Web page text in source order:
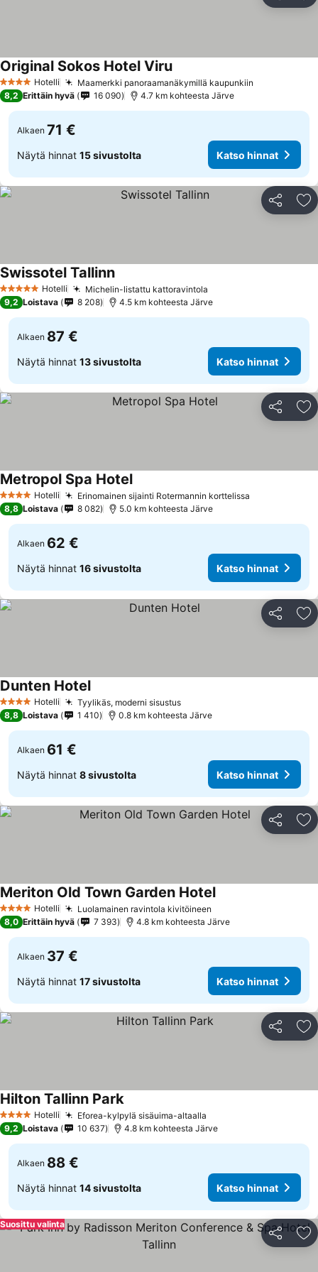
4 Tähtiluokitus
Hotelli Maamerkki panoraamanäkymillä kaupunkiin
Original Sokos Hotel Viru
8,2 Erittäin hyvä 16 090 4.7 km kohteesta Järve
Alkaen 71 €
Näytä hinnat 15 sivustolta Katso hinnat
Jaa
5 Tähtiluokitus
Hotelli Michelin-listattu kattoravintola
Swissotel Tallinn
9,2 Loistava 8 208 4.5 km kohteesta Järve
Alkaen 87 €
Näytä hinnat 13 sivustolta Katso hinnat
Jaa
4 Tähtiluokitus
Hotelli Erinomainen sijainti Rotermannin korttelissa
Metropol Spa Hotel
8,8 Loistava 8 082 5.0 km kohteesta Järve
Alkaen 62 €
Näytä hinnat 16 sivustolta Katso hinnat
Jaa
4 Tähtiluokitus
Hotelli Tyylikäs, moderni sisustus
Dunten Hotel
8,8 Loistava 1 410 0.8 km kohteesta Järve
Alkaen 61 €
Näytä hinnat 8 sivustolta Katso hinnat
Jaa
4 Tähtiluokitus
Hotelli Luolamainen ravintola kivitöineen
Meriton Old Town Garden Hotel
8,0 Erittäin hyvä 7 393 4.8 km kohteesta Järve
Alkaen 37 €
Näytä hinnat 17 sivustolta Katso hinnat
Jaa
4 Tähtiluokitus
Hotelli Eforea-kylpylä sisäuima-altaalla
Hilton Tallinn Park
9,2 Loistava 10 637 4.8 km kohteesta Järve
Alkaen 88 €
Näytä hinnat 14 sivustolta Katso hinnat
Jaa
Suosittu valinta